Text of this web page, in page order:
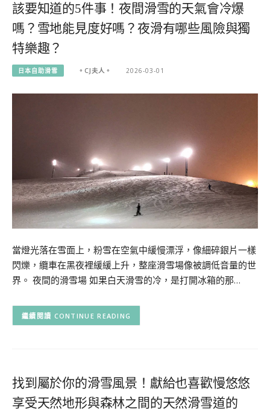
該要知道的5件事！夜間滑雪的天氣會冷爆
嗎？雪地能見度好嗎？夜滑有哪些風險與獨
特樂趣？
日本自助滑雪 。CJ夫人。 2026-03-01
當燈光落在雪面上，粉雪在空氣中緩慢漂浮，像細碎銀片一樣
閃爍，纜車在黑夜裡緩緩上升，整座滑雪場像被調低音量的世
界。 夜間的滑雪場 如果白天滑雪的冷，是打開冰箱的那…
CONTINUE READING
找到屬於你的滑雪風景！獻給也喜歡慢悠悠
享受天然地形與森林之間的天然滑雪道的